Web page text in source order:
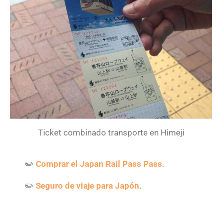
Ticket combinado transporte en Himeji
✏️ Comprar el Japan Rail Pass Pass.
✏️ Seguro de viaje para Japón.